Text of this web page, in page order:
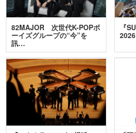
82MAJOR 次世代K-POPボ
ーイズグループの“今”を
訊…
『